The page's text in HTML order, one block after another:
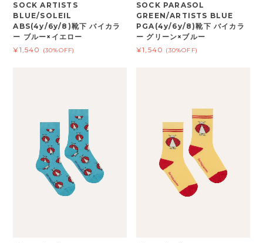
SOCK ARTISTS
BLUE/SOLEIL
ABS(4y/6y/8)靴下 バイカラ
ー ブルー×イエロー
¥1,540
(30%OFF)
SOCK PARASOL
GREEN/ARTISTS BLUE
PGA(4y/6y/8)靴下 バイカラ
ー グリーン×ブルー
¥1,540 (30%OFF)